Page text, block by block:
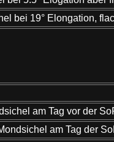
bei 19° Elongation,
am Tag vor der
am Tag der